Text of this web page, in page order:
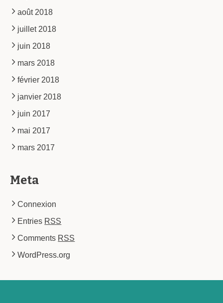
août 2018
juillet 2018
juin 2018
mars 2018
février 2018
janvier 2018
juin 2017
mai 2017
mars 2017
Meta
Connexion
Entries RSS
Comments RSS
WordPress.org